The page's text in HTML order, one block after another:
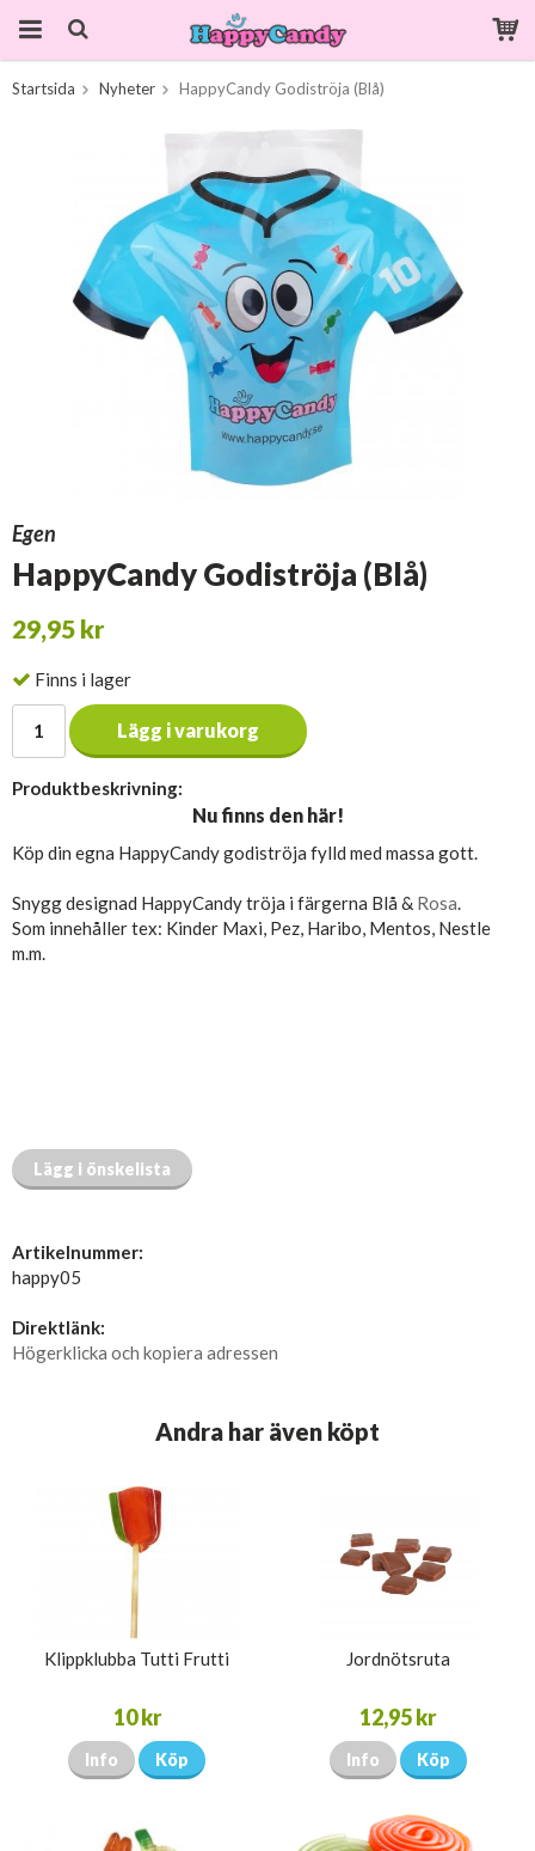
Startsida Nyheter HappyCandy Godiströja (Blå)
Egen
HappyCandy Godiströja (Blå)
29,95 kr
Finns i lager
Lägg i varukorg
Produktbeskrivning:
Nu finns den här!
Köp din egna HappyCandy godiströja fylld med massa gott.
Snygg designad HappyCandy tröja i färgerna Blå & Rosa.
Som innehåller tex: Kinder Maxi, Pez, Haribo, Mentos, Nestle
m.m.
Lägg i önskelista
Artikelnummer:
happy05
Direktlänk:
Högerklicka och kopiera adressen
Andra har även köpt
Klippklubba Tutti Frutti
10 kr
Info Köp
Jordnötsruta
12,95 kr
Info Köp